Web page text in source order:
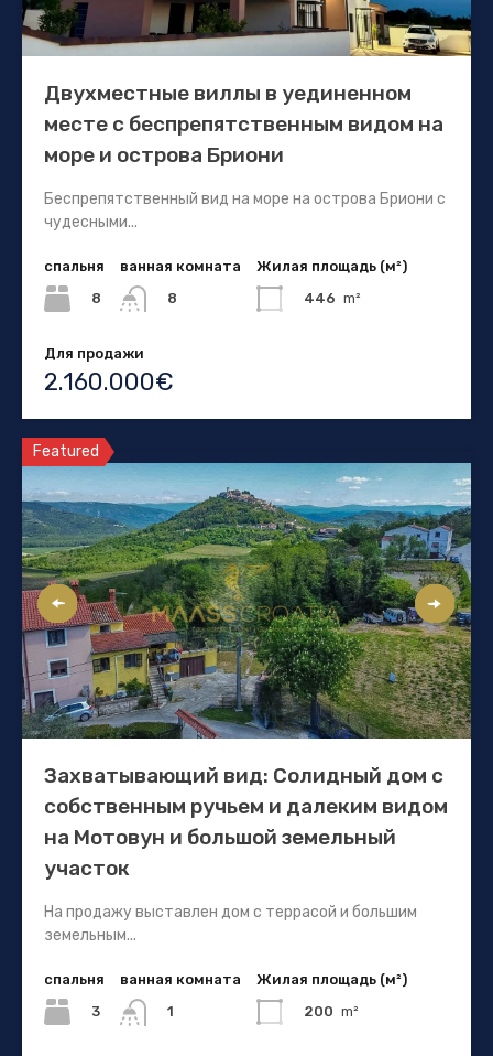
Двухместные виллы в уединенном
месте с беспрепятственным видом на
море и острова Бриони
Беспрепятственный вид на море на острова Бриони с
чудесными...
спальня
8
ванная комната
8
Жилая площадь (м²)
446 m²
Для продажи
2.160.000€
Featured
Захватывающий вид: Солидный дом с
собственным ручьем и далеким видом
на Мотовун и большой земельный
участок
На продажу выставлен дом с террасой и большим
земельным...
спальня
3
ванная комната
1
Жилая площадь (м²)
200 m²